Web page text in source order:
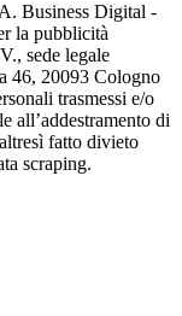
Business Digital -
la pubblicità
sede legale
46, 20093 Cologno
trasmessi e/o
all’addestramento di
fatto divieto
scraping.